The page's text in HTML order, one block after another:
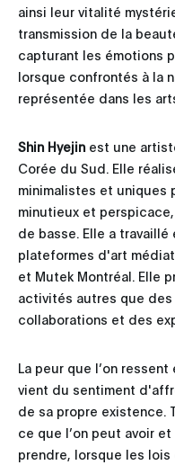
ainsi leur vitalité
transmission de la
capturant les émotions
lorsque confrontés à la
représentée dans les
Shin Hyejin est une
Corée du Sud. Elle
minimalistes et uniques
minutieux et
de basse. Elle a
plateformes d'art
et Mutek Montréal. Elle
activités autres que
collaborations et des
La peur que l’on
vient du sentiment
de sa propre existence.
ce que l’on peut avoir
prendre, lorsque les lois